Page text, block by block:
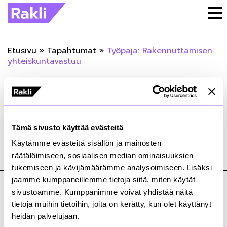
Tämä sivusto käyttää evästeitä
Käytämme evästeitä sisällön ja mainosten
räätälöimiseen, sosiaalisen median ominaisuuksien
tukemiseen ja kävijämäärämme analysoimiseen. Lisäksi
jaamme kumppaneillemme tietoja siitä, miten käytät
sivustoamme. Kumppanimme voivat yhdistää näitä
tietoja muihin tietoihin, joita on kerätty, kun olet käyttänyt
heidän palvelujaan.
Etusivu » Tapahtumat » Työpaja: Rakennuttamisen
yhteiskuntavastuu
« Takaisin tapahtumiin
Työpaja: Rakennuttamisen
yhteiskuntavastuu
01.03.2021